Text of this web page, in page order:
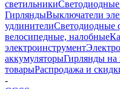
светильники
ГирляндыВыключатели
удлинителиСветодиодные
велосипедные, налобные
электроинструмент
аккумуляторыГирлянды на
товарыРаспродажа и
-